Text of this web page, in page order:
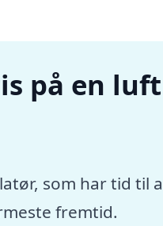
på en luft
som har tid til
fremtid.